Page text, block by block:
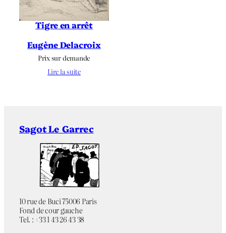
Tigre en arrêt
Eugène Delacroix
Prix sur demande
Lire la suite
Sagot Le Garrec
10 rue de Buci 75006 Paris
Fond de cour gauche
Tel. : +33 1 43 26 43 38